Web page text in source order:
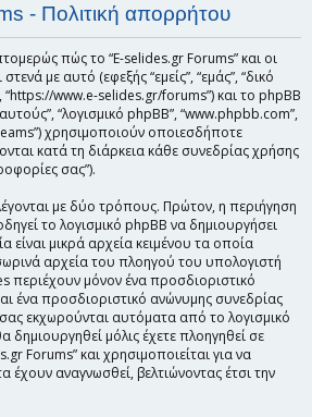
ζ
- Πολιτική απορρήτου
πώς το “E-selides.gr Forums” και οι
με αυτό (εφεξής “εμείς”, “εμάς”, “δικό
“https://www.e-selides.gr/forums”) και το phpBB
“λογισμικό phpBB”, “www.phpbb.com”,
χρησιμοποιούν οποιεσδήποτε
κατά τη διάρκεια κάθε συνεδρίας χρήσης
σας”).
με δύο τρόπους. Πρώτον, η περιήγηση
το λογισμικό phpBB να δημιουργήσει
είναι μικρά αρχεία κειμένου τα οποία
αρχεία του πλοηγού του υπολογιστή
μόνον ένα προσδιοριστικό
ένα προσδιοριστικό ανώνυμης συνεδρίας
εκχωρούνται αυτόματα από το λογισμικό
δημιουργηθεί μόλις έχετε πλοηγηθεί σε
Forums” και χρησιμοποιείται για να
έχουν αναγνωσθεί, βελτιώνοντας έτσι την